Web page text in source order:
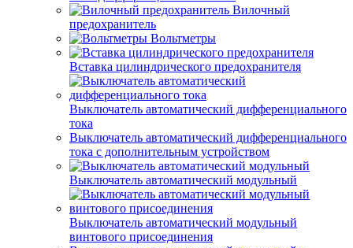
Вилочный
предохранитель
Вольтметры
Вставка цилиндрического предохранителя
Выключатель автоматический дифференциального
тока
Выключатель автоматический дифференциального
тока с дополнительным устройством
Выключатель автоматический модульный
Выключатель автоматический модульный
винтового присоединения